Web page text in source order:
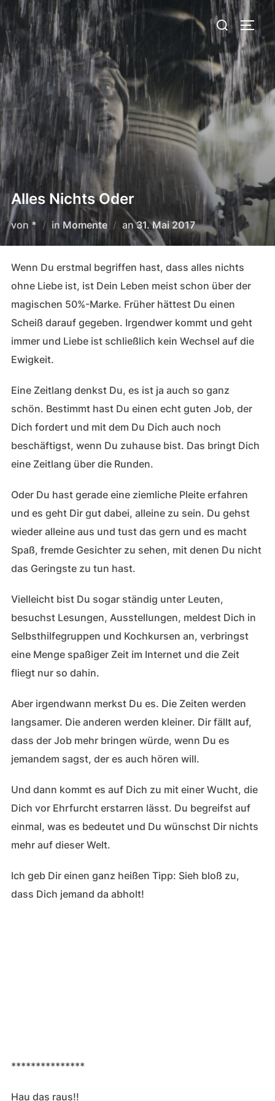
Zum
Inhalt
springen
Suchen
nach:
Alles Nichts Oder
von * inMomente anVeröffentlicht
am
31. Mai 2017
Wenn Du erstmal begriffen hast, dass alles nichts
ohne Liebe ist, ist Dein Leben meist schon über der
magischen 50%-Marke. Früher hättest Du einen
Scheiß darauf gegeben. Irgendwer kommt und geht
immer und Liebe ist schließlich kein Wechsel auf die
Ewigkeit.
Eine Zeitlang denkst Du, es ist ja auch so ganz
schön. Bestimmt hast Du einen echt guten Job, der
Dich fordert und mit dem Du Dich auch noch
beschäftigst, wenn Du zuhause bist. Das bringt Dich
eine Zeitlang über die Runden.
Oder Du hast gerade eine ziemliche Pleite erfahren
und es geht Dir gut dabei, alleine zu sein. Du gehst
wieder alleine aus und tust das gern und es macht
Spaß, fremde Gesichter zu sehen, mit denen Du nicht
das Geringste zu tun hast.
Vielleicht bist Du sogar ständig unter Leuten,
besuchst Lesungen, Ausstellungen, meldest Dich in
Selbsthilfegruppen und Kochkursen an, verbringst
eine Menge spaßiger Zeit im Internet und die Zeit
fliegt nur so dahin.
Aber irgendwann merkst Du es. Die Zeiten werden
langsamer. Die anderen werden kleiner. Dir fällt auf,
dass der Job mehr bringen würde, wenn Du es
jemandem sagst, der es auch hören will.
Und dann kommt es auf Dich zu mit einer Wucht, die
Dich vor Ehrfurcht erstarren lässt. Du begreifst auf
einmal, was es bedeutet und Du wünschst Dir nichts
mehr auf dieser Welt.
Ich geb Dir einen ganz heißen Tipp: Sieh bloß zu,
dass Dich jemand da abholt!
***************
Hau das raus!!